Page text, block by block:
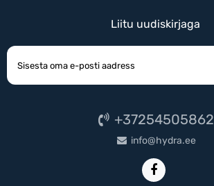
Liitu uudiskirjaga
+37254505862
info@hydra.ee